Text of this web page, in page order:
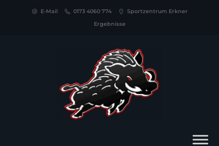
E-Mail 0173 4060 774
Sportzentrum Erkner
Ergebnisse